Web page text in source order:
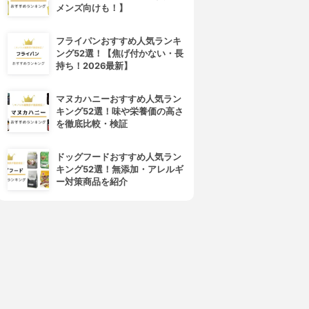
メンズ向けも！】
フライパンおすすめ人気ランキ
ング52選！【焦げ付かない・長
持ち！2026最新】
マヌカハニーおすすめ人気ラン
キング52選！味や栄養価の高さ
を徹底比較・検証
ドッグフードおすすめ人気ラン
キング52選！無添加・アレルギ
ー対策商品を紹介